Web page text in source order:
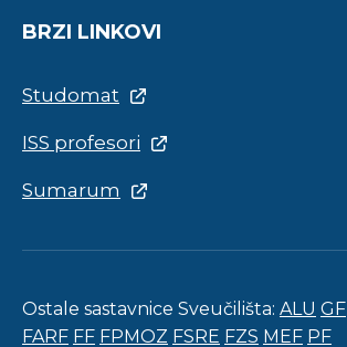
BRZI LINKOVI
Studomat
ISS profesori
Sumarum
Ostale sastavnice Sveučilišta: ALU GF
FARF FF FPMOZ FSRE FZS MEF PF